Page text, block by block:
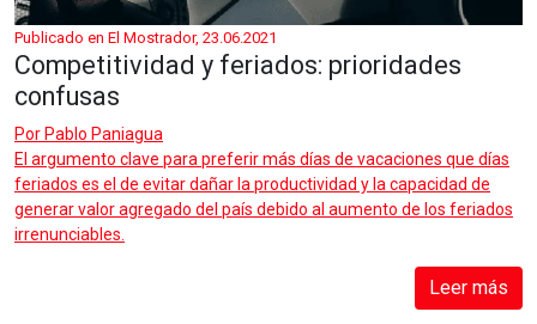
Publicado en El Mostrador, 23.06.2021
Competitividad y feriados: prioridades
confusas
Por Pablo Paniagua
El argumento clave para preferir más días de vacaciones que días
feriados es el de evitar dañar la productividad y la capacidad de
generar valor agregado del país debido al aumento de los feriados
irrenunciables.
Leer más